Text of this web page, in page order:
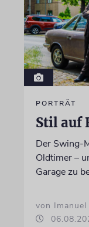
PORTRÄT
Stil auf
Der Swing-
Oldtimer –
Garage zu
von Imanuel